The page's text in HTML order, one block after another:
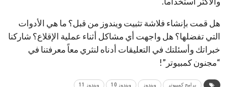
هل قمت بإنشاء فلاشة تثبيت ويندوز من قبل؟ ما هي الأدوات
التي تفضلها؟ هل واجهت أي مشاكل أثناء عملية الإقلاع؟ شاركنا
خبراتك وأسئلتك في التعليقات أدناه لنثري معاً معرفتنا في
“مجنون كمبيوتر”!
برامج كمبيوتر ويندوز ويندوز 10 ويندوز 11